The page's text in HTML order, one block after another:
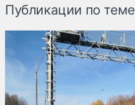
Публикации по теме